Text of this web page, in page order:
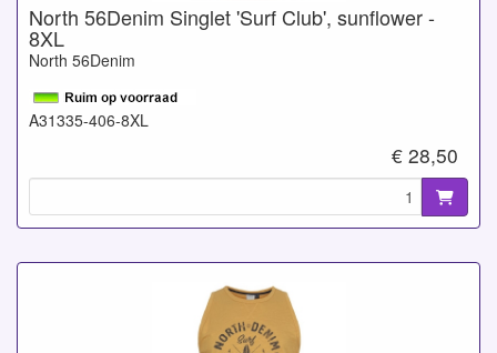
North 56Denim Singlet 'Surf Club', sunflower -
8XL
North 56Denim
A31335-406-8XL
€ 28,50